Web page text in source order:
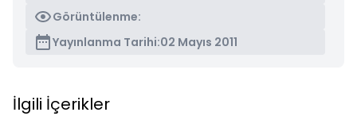
Görüntülenme:
Yayınlanma Tarihi:02 Mayıs 2011
İlgili İçerikler